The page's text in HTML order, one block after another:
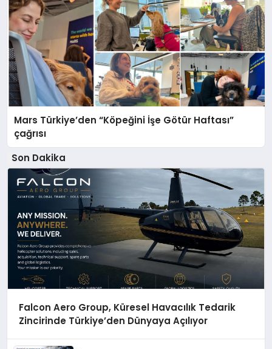
Mars Türkiye’den “Köpeğini İşe Götür Haftası”
çağrısı
Son Dakika
Falcon Aero Group, Küresel Havacılık Tedarik
Zincirinde Türkiye’den Dünyaya Açılıyor